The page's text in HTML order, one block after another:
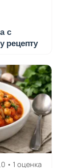
с
рецепту
• 1 оценка